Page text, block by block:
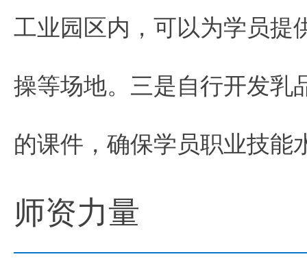
工业园区内，可以为学员提
操等场地。三是自行开发乳
的课件，确保学员职业技能
师资力量